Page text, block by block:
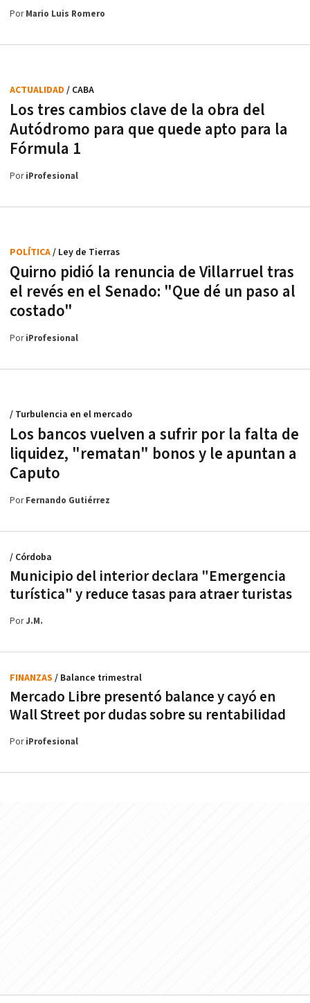
PorMario Luis Romero
Los tres cambios clave de la obra del
Autódromo para que quede apto para la
Fórmula 1
ACTUALIDAD / CABA
PoriProfesional
Quirno pidió la renuncia de Villarruel tras
el revés en el Senado: "Que dé un paso al
costado"
POLÍTICA/ Ley de Tierras
PoriProfesional
Los bancos vuelven a sufrir por la falta de
liquidez, "rematan" bonos y le apuntan a
Caputo
/ Turbulencia en el mercado
PorFernando Gutiérrez
Municipio del interior declara "Emergencia
turística" y reduce tasas para atraer turistas
/ Córdoba
PorJ.M.
Mercado Libre presentó balance y cayó en
Wall Street por dudas sobre su rentabilidad
FINANZAS / Balance trimestral
PoriProfesional